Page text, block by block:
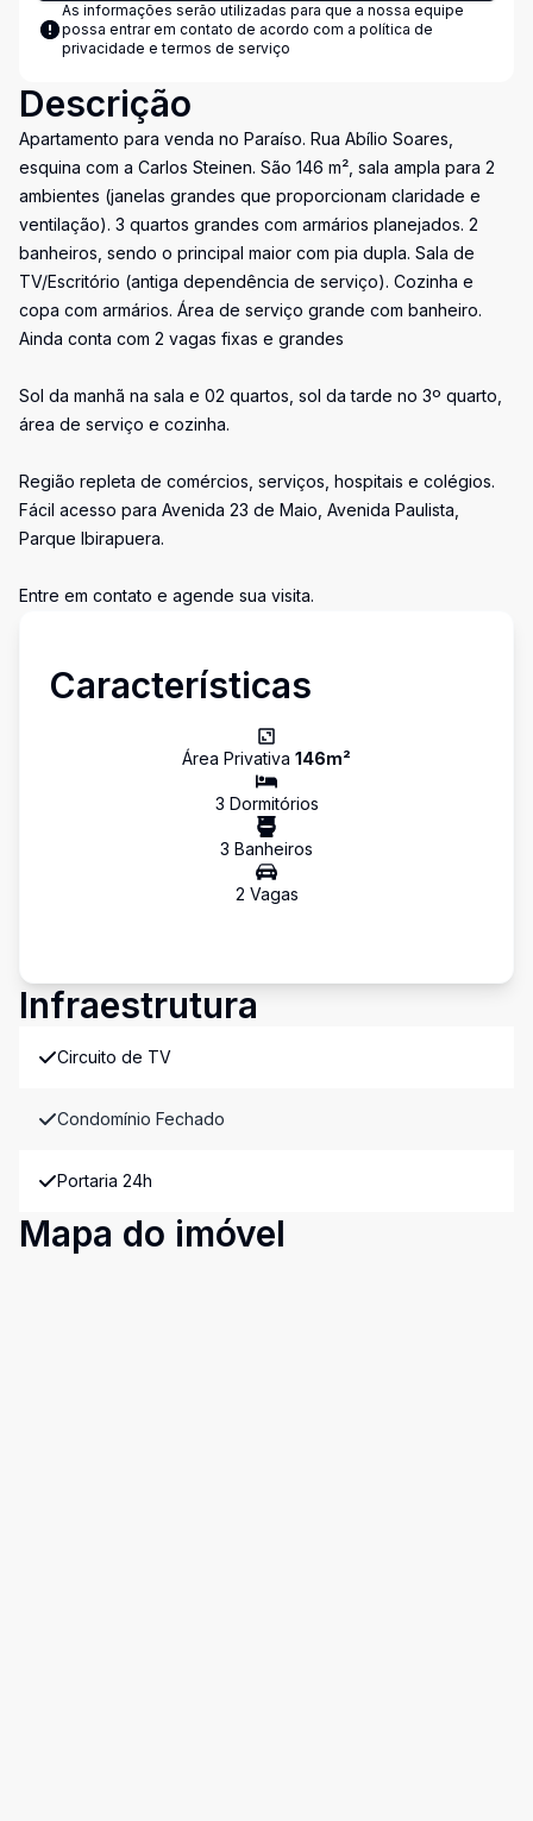
As informações serão utilizadas para que a nossa equipe
possa entrar em contato de acordo com a política de
privacidade e termos de serviço
Descrição
Apartamento para venda no Paraíso. Rua Abílio Soares,
esquina com a Carlos Steinen. São 146 m², sala ampla para 2
ambientes (janelas grandes que proporcionam claridade e
ventilação). 3 quartos grandes com armários planejados. 2
banheiros, sendo o principal maior com pia dupla. Sala de
TV/Escritório (antiga dependência de serviço). Cozinha e
copa com armários. Área de serviço grande com banheiro.
Ainda conta com 2 vagas fixas e grandes
Sol da manhã na sala e 02 quartos, sol da tarde no 3º quarto,
área de serviço e cozinha.
Região repleta de comércios, serviços, hospitais e colégios.
Fácil acesso para Avenida 23 de Maio, Avenida Paulista,
Parque Ibirapuera.
Entre em contato e agende sua visita.
Características
Área Privativa 146m²
3 Dormitórios
3 Banheiros
2 Vagas
Infraestrutura
Circuito de TV
Condomínio Fechado
Portaria 24h
Mapa do imóvel